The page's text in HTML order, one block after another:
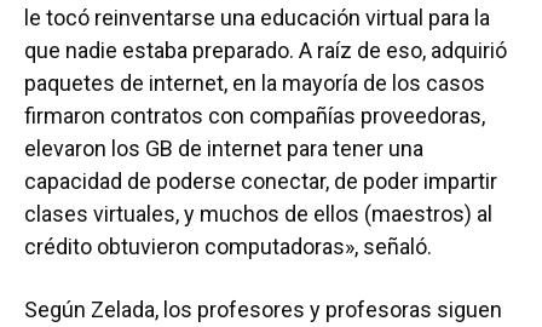
le tocó reinventarse una educación virtual para la
que nadie estaba preparado. A raíz de eso, adquirió
paquetes de internet, en la mayoría de los casos
firmaron contratos con compañías proveedoras,
elevaron los GB de internet para tener una
capacidad de poderse conectar, de poder impartir
clases virtuales, y muchos de ellos (maestros) al
crédito obtuvieron computadoras», señaló.
Según Zelada, los profesores y profesoras siguen